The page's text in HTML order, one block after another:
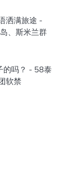
洒满旅途 -
、斯米兰群
的吗？ - 58泰
软禁